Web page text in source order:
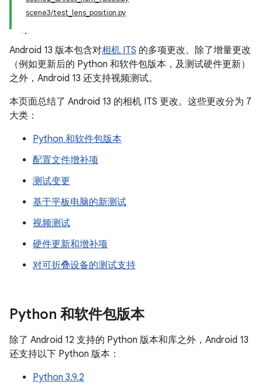
scene3/test_lens_position.py
Android 13 版本包含对相机 ITS 的多项更改。除了增量更改
（例如更新后的 Python 和软件包版本，及测试硬件更新）
之外，Android 13 还支持视频测试。
本页面总结了 Android 13 的相机 ITS 更改。这些更改分为 7
大类：
Python 和软件包版本
配置文件增补项
测试变更
基于平板电脑的新测试
视频测试
硬件更新和增补项
对可折叠设备的测试支持
Python 和软件包版本
除了 Android 12 支持的 Python 版本和库之外，Android 13
还支持以下 Python 版本：
Python 3.9.2